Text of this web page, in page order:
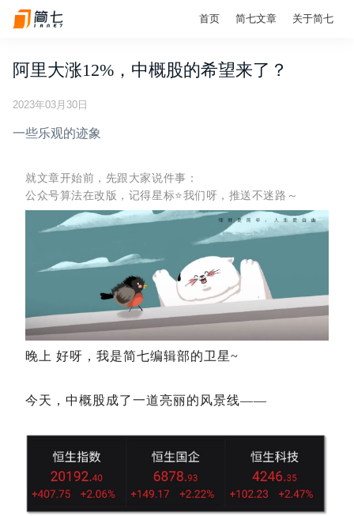
首页 简七文章 关于简七
阿里大涨12%，中概股的希望来了？
2023年03月30日
一些乐观的迹象
就文章开始前，先跟大家说件事：
公众号算法在改版，记得星标⭐️我们呀，推送不迷路～
晚上 好呀，我是简七编辑部的卫星~
今天，中概股成了一道亮丽的风景线——